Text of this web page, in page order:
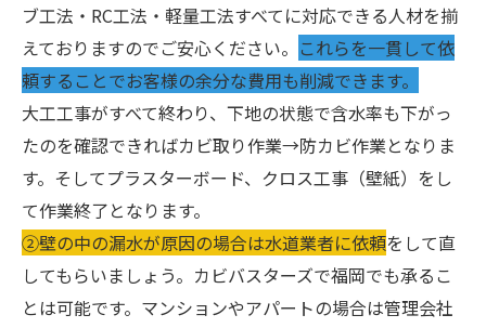
ブ工法・RC工法・軽量工法すべてに対応できる人材を揃
えておりますのでご安心ください。 これらを一貫して依
頼することでお客様の余分な費用も削減できます。
大工工事がすべて終わり、下地の状態で含水率も下がっ
たのを確認できればカビ取り作業→防カビ作業となりま
す。そしてプラスターボード、クロス工事（壁紙）をし
て作業終了となります。
②壁の中の漏水が原因の場合は水道業者に依頼をして直
してもらいましょう。カビバスターズで福岡でも承るこ
とは可能です。マンションやアパートの場合は管理会社